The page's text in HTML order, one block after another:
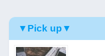
▼Pick up▼